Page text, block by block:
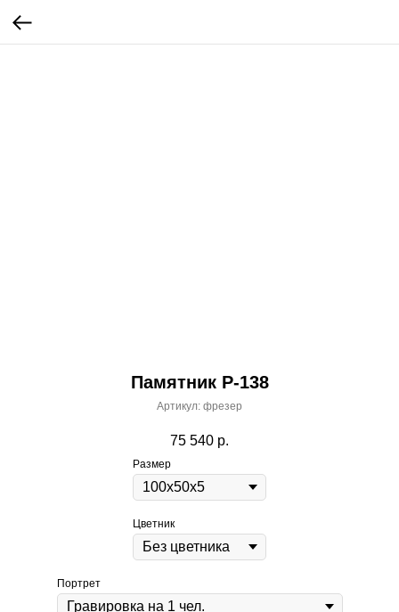
Памятник Р-138
Артикул: фрезер
75 540 р.
Размер
Цветник
Портрет